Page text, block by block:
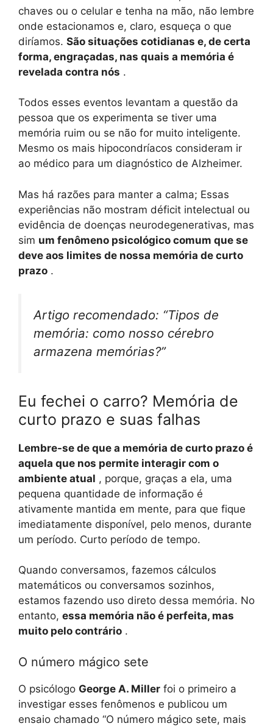
chaves ou o celular e tenha na mão, não lembre
onde estacionamos e, claro, esqueça o que
diríamos. São situações cotidianas e, de certa
forma, engraçadas, nas quais a memória é
revelada contra nós .
Todos esses eventos levantam a questão da
pessoa que os experimenta se tiver uma
memória ruim ou se não for muito inteligente.
Mesmo os mais hipocondríacos consideram ir
ao médico para um diagnóstico de Alzheimer.
Mas há razões para manter a calma; Essas
experiências não mostram déficit intelectual ou
evidência de doenças neurodegenerativas, mas
sim um fenômeno psicológico comum que se
deve aos limites de nossa memória de curto
prazo .
Artigo recomendado: “Tipos de
memória: como nosso cérebro
armazena memórias?”
Eu fechei o carro? Memória de
curto prazo e suas falhas
Lembre-se de que a memória de curto prazo é
aquela que nos permite interagir com o
ambiente atual , porque, graças a ela, uma
pequena quantidade de informação é
ativamente mantida em mente, para que fique
imediatamente disponível, pelo menos, durante
um período. Curto período de tempo.
Quando conversamos, fazemos cálculos
matemáticos ou conversamos sozinhos,
estamos fazendo uso direto dessa memória. No
entanto, essa memória não é perfeita, mas
muito pelo contrário .
O número mágico sete
O psicólogo George A. Miller foi o primeiro a
investigar esses fenômenos e publicou um
ensaio chamado “O número mágico sete, mais